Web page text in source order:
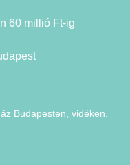
60 millió Ft-ig
Budapesten, vidéken.